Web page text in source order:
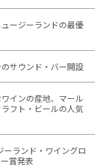
ージーランドの最優
サウンド・バー開設
インの産地、マール
フト・ビールの人気
ーランド・ワイングロ
賞発表